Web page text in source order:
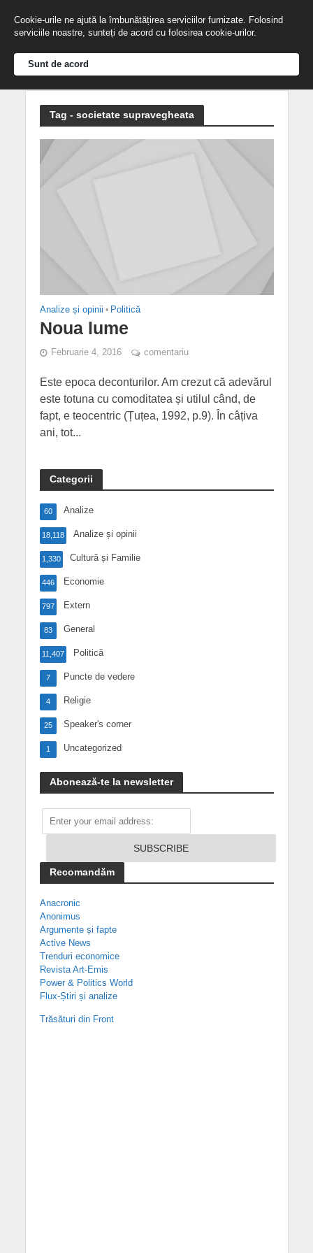
Tag - societate supravegheata
Analize și opinii • Politică
Noua lume
Februarie 4, 2016 comentariu
Este epoca deconturilor. Am crezut că adevărul
este totuna cu comoditatea și utilul când, de
fapt, e teocentric (Țuțea, 1992, p.9). În câțiva
ani, tot...
Categorii
Analize
60
Analize și opinii
18,118
Cultură și Familie
1,330
Economie
446
Extern
797
General
83
Politică
11,407
Puncte de vedere
7
Religie
4
Speaker's corner
25
Uncategorized
1
Abonează-te la newsletter
Recomandăm
Anacronic
Anonimus
Argumente și fapte
Active News
Trenduri economice
Revista Art-Emis
Power & Politics World
Flux-Știri și analize
Trăsături din Front
Cookie-urile ne ajută la îmbunătățirea serviciilor furnizate. Folosind
serviciile noastre, sunteți de acord cu folosirea cookie-urilor.
Sunt de acord